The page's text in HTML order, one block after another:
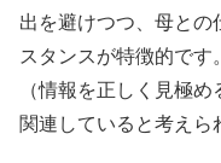
出を避けつつ、母との
スタンスが特徴的で
（情報を正しく見極
関連していると考えら